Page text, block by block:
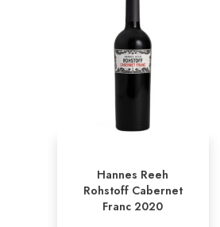
Hannes Reeh
Rohstoff Cabernet
Franc 2020